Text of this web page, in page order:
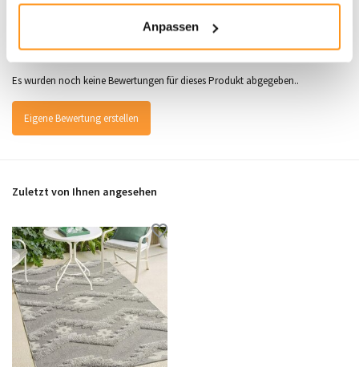
Anpassen
0/ Durchschnitt aus 0 Bewertungen
Es wurden noch keine Bewertungen für dieses Produkt abgegeben..
Eigene Bewertung erstellen
Zuletzt von Ihnen angesehen